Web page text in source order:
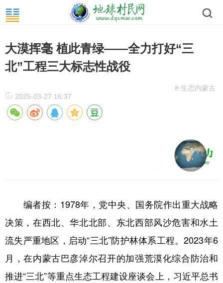
大漠挥毫 植此青绿——全力打好“三
北”工程三大标志性战役
# 生态内蒙古
2025-03-27 16:37
编者按：1978年，党中央、国务院作出重大战略
决策，在西北、华北北部、东北西部风沙危害和水土
流失严重地区，启动“三北”防护林体系工程。2023年6
月，在内蒙古巴彦淖尔召开的加强荒漠化综合防治和
推进“三北”等重点生态工程建设座谈会上，习近平总书